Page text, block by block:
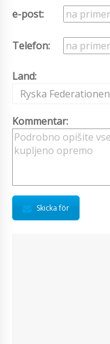
e-post:
Telefon:
Land:
Ryska Federationen
Kommentar:
Skicka för